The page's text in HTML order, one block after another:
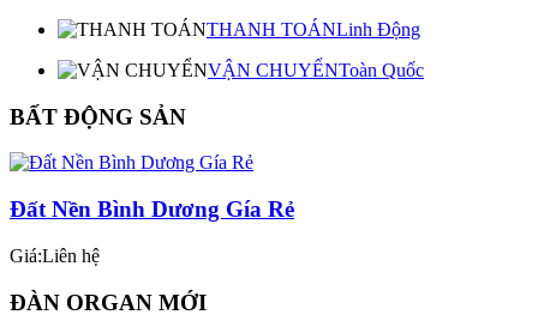
THANH TOÁNLinh Động
VẬN CHUYỂNToàn Quốc
BẤT ĐỘNG SẢN
Đất Nền Bình Dương Gía Rẻ
Giá:Liên hệ
ĐÀN ORGAN MỚI